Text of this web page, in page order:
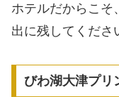
ホテルだからこそ
出に残してくださ
びわ湖大津プリ